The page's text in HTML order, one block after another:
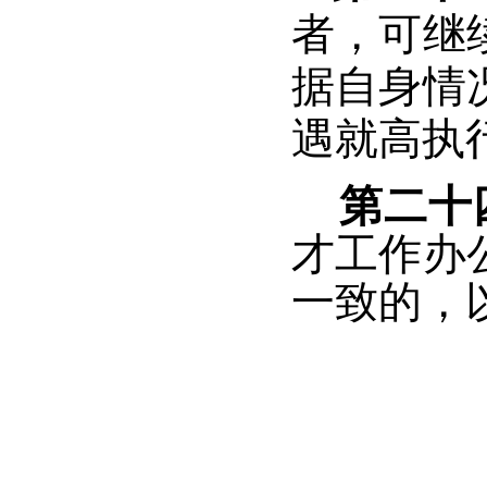
者，可继
据自身情
遇就高执
第二十
才工作办
一致的，